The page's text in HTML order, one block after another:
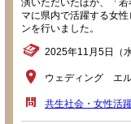
演いただいたほか、「
マに県内で活躍する女
ンを行いました。
2025年11月5日（
ウェディング エル
共生社会・女性活